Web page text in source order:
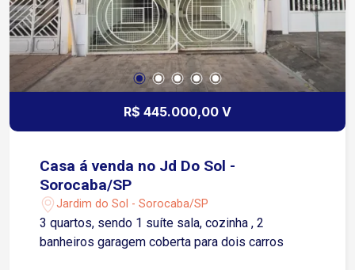
R$ 445.000,00 V
Casa á venda no Jd Do Sol -
Sorocaba/SP
Jardim do Sol - Sorocaba/SP
3 quartos, sendo 1 suíte sala, cozinha , 2
banheiros garagem coberta para dois carros